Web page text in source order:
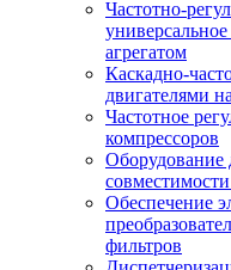
Частотно-
агрегатом
Каскадно-
двигателями
Частотное
компрессоров
Оборудование
Обеспечение
фильтров